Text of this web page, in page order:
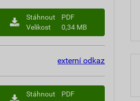
Stáhnout
PDF
Velikost
0,34 MB
externí odkaz
Stáhnout
PDF